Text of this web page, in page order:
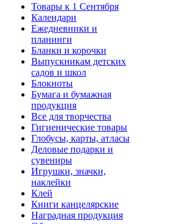
Товары к 1 Сентября
Календари
Ежедневники и
планинги
Бланки и корочки
Выпускникам детских
садов и школ
Блокноты
Бумага и бумажная
продукция
Все для творчества
Гигиенические товары
Глобусы, карты, атласы
Деловые подарки и
сувениры
Игрушки, значки,
наклейки
Клей
Книги канцелярские
Наградная продукция